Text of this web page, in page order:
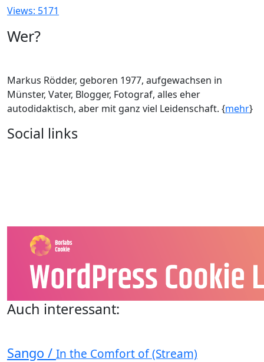
Views: 5171
Wer?
Markus Rödder, geboren 1977, aufgewachsen in
Münster, Vater, Blogger, Fotograf, alles eher
autodidaktisch, aber mit ganz viel Leidenschaft. {mehr}
Social links
Auch interessant:
Sango / In the Comfort of (Stream)